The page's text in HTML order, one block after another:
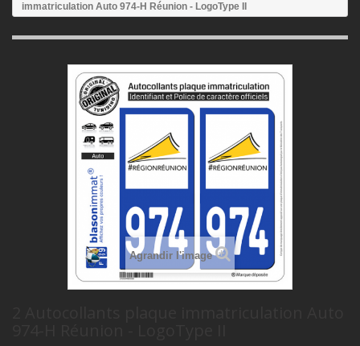
immatriculation Auto 974-H Réunion - LogoType II
Agrandir l'image